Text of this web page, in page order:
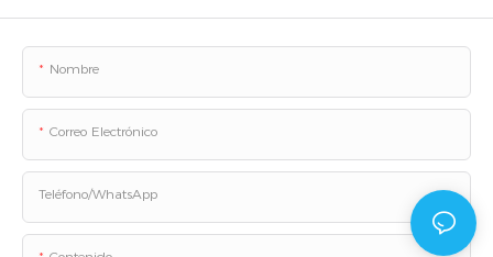
Nombre
Correo Electrónico
Teléfono/WhatsApp